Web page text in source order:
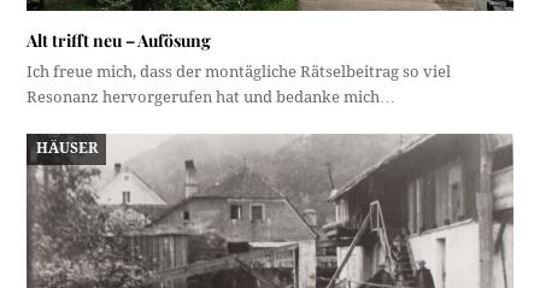
Alt trifft neu – Aufösung
Ich freue mich, dass der montägliche Rätselbeitrag so viel
Resonanz hervorgerufen hat und bedanke mich…
HÄUSER